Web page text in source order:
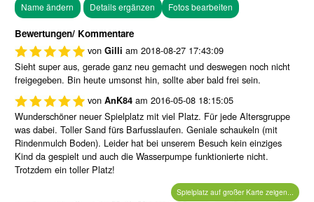
Fotos bearbeiten
Bewertungen/ Kommentare
von Gilli am 2018-08-27 17:43:09
Sieht super aus, gerade ganz neu gemacht und deswegen noch nicht
freigegeben. Bin heute umsonst hin, sollte aber bald frei sein.
von AnK84 am 2016-05-08 18:15:05
Wunderschöner neuer Spielplatz mit viel Platz. Für jede Altersgruppe
was dabei. Toller Sand fürs Barfusslaufen. Geniale schaukeln (mit
Rindenmulch Boden). Leider hat bei unserem Besuch kein einziges
Kind da gespielt und auch die Wasserpumpe funktionierte nicht.
Trotzdem ein toller Platz!
Spielplatz auf großer Karte zeigen...